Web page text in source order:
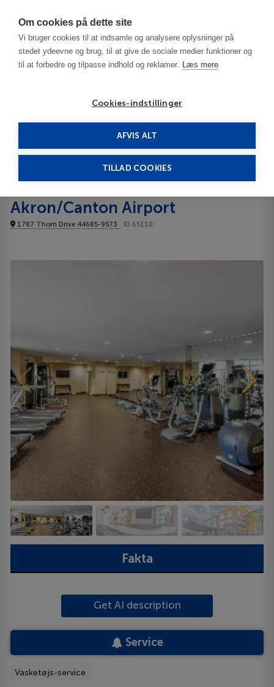
Om cookies på dette site
Vi bruger cookies til at indsamle og analysere oplysninger på
stedet ydeevne og brug, til at give de sociale medier funktioner og
til at forbedre og tilpasse indhold og reklamer. Læs mere
Cookies-indstillinger
AFVIS ALT
TILLAD COOKIES
Cambria Suites Akron/Canton Airport 4****
Akron/Canton Airport
1787 Thorn Drive 44685-9573 ID 65110
Fakta
Get AI description
Service
Vasketøjs-service